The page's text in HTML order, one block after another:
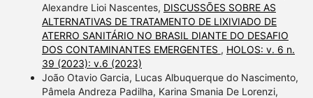
Alexandre Lioi Nascentes, DISCUSSÕES SOBRE AS
ALTERNATIVAS DE TRATAMENTO DE LIXIVIADO DE
ATERRO SANITÁRIO NO BRASIL DIANTE DO DESAFIO
DOS CONTAMINANTES EMERGENTES , HOLOS: v. 6 n.
39 (2023): v.6 (2023)
João Otavio Garcia, Lucas Albuquerque do Nascimento,
Pâmela Andreza Padilha, Karina Smania De Lorenzi,